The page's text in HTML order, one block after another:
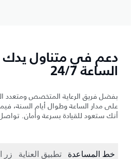
دعم في متناول يدك
الساعة 24/7
بفضل فريق الرعاية المتخصص ومتعدد
على مدار الساعة وطوال أيام السنة،
أنك ستعود للقيادة بسرعة وأمان.
خط المساعدة تطبيق العناية زر